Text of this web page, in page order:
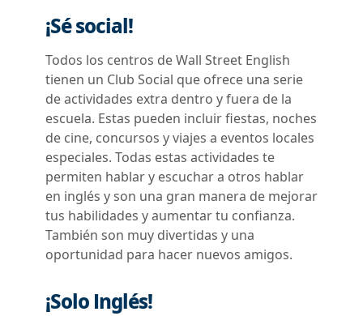
¡Sé social!
Todos los centros de Wall Street English
tienen un Club Social que ofrece una serie
de actividades extra dentro y fuera de la
escuela. Estas pueden incluir fiestas, noches
de cine, concursos y viajes a eventos locales
especiales. Todas estas actividades te
permiten hablar y escuchar a otros hablar
en inglés y son una gran manera de mejorar
tus habilidades y aumentar tu confianza.
También son muy divertidas y una
oportunidad para hacer nuevos amigos.
¡Solo Inglés!